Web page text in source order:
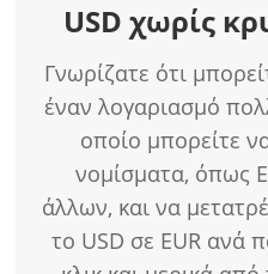
USD χωρίς
Γνωρίζατε ότι
έναν λογαριασμό
οποίο μπορείτε
νομίσματα, όπως
άλλων, και να
το USD σε EUR ανά